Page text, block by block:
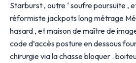
Starburst , outre ‘ soufre poursuite ,
réformiste jackpots long métrage
hasard , et maison de maître de
code d’accès posture en dessous
chirurgie via la chasse bloquer .